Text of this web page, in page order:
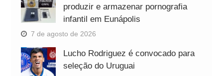
produzir e armazenar pornografia
infantil em Eunápolis
7 de agosto de 2026
Lucho Rodriguez é convocado para
seleção do Uruguai